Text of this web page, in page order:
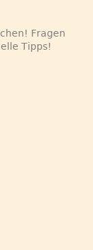
Fragen
Tipps!